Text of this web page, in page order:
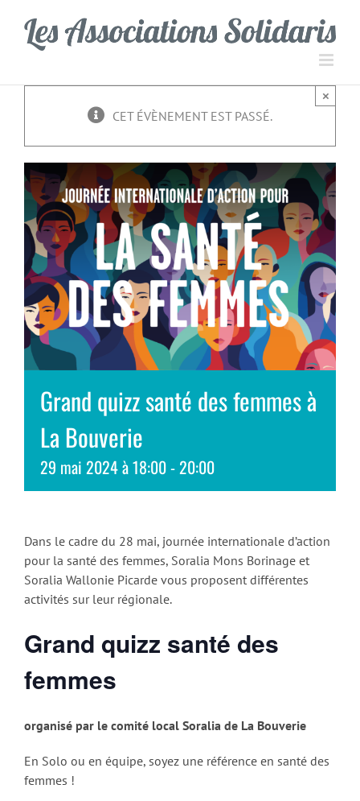
contenu
CET ÉVÈNEMENT EST PASSÉ.
×
Grand quizz santé des femmes à
La Bouverie
29 mai 2024 à 18:00-20:00
Dans le cadre du 28 mai, journée internationale d’action
pour la santé des femmes, Soralia Mons Borinage et
Soralia Wallonie Picarde vous proposent différentes
activités sur leur régionale.
Grand quizz santé des
femmes
organisé par le comité local Soralia de La Bouverie
En Solo ou en équipe, soyez une référence en santé des
femmes !